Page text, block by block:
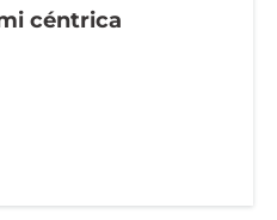
céntrica